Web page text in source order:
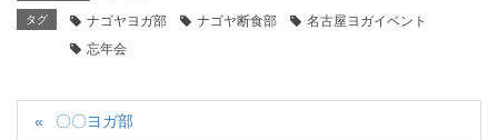
タグ ナゴヤヨガ部 ナゴヤ断食部
名古屋ヨガイベント
忘年会
〇〇ヨガ部